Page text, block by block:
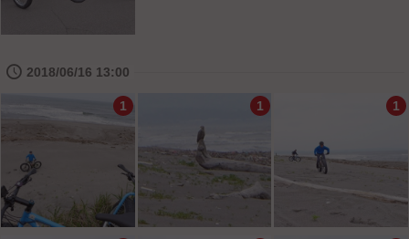
🕔 2018/06/16 13:00
1 1 1